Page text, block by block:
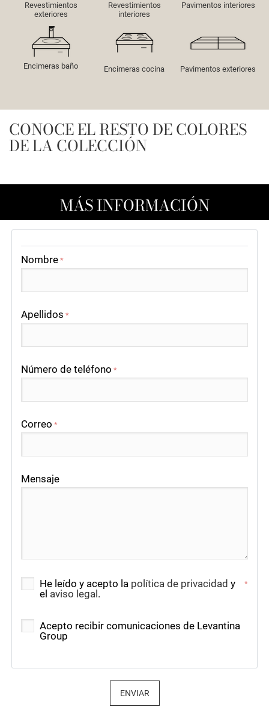
Revestimientos
exteriores
Revestimientos
interiores
Pavimentos interiores
Encimeras baño Encimeras cocina Pavimentos exteriores
CONOCE EL RESTO DE COLORES
DE LA COLECCIÓN
MÁS INFORMACIÓN
Nombre *
Apellidos *
Número de teléfono *
Correo *
Mensaje
He leído y acepto la política de privacidad y
el aviso legal .
*
Acepto recibir comunicaciones de Levantina
Group
ENVIAR